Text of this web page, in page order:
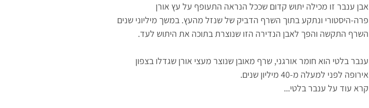
אבן ענבר זו מכילה יתוש קדום שככל הנראה התעופף על עץ אורן
פרה-היסטורי ונתקע בתוך השרף הדביק של שנזל מהעץ. במשך מיליוני שנים
השרף התקשה והפך לאבן הנדירה הזו שנוצרת בתוכה את היתוש לעד.
ענבר בלטי הוא חומר אורגני, שרף מאובן שנוצר מעצי אורן שגדלו בצפון
אירופה לפני למעלה מ-40 מיליון שנים.
קרא עוד על ענבר בלטי...